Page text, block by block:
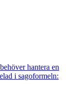
hantera en
i sagoformeln: